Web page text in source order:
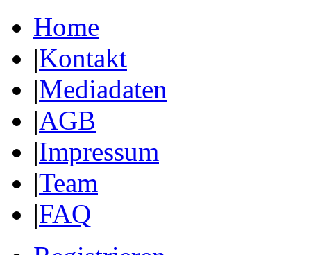
Home
|Kontakt
|Mediadaten
|AGB
|Impressum
|Team
|FAQ